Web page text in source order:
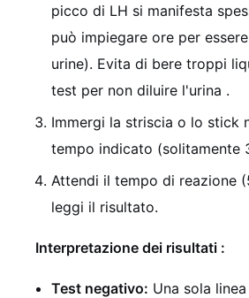
picco di LH si manifesta
può impiegare ore per
urine). Evita di bere troppi
test per non diluire l'urina .
Immergi la striscia o lo stick
tempo indicato (solitamente
Attendi il tempo di reazione
leggi il risultato.
Interpretazione dei risultati :
Test negativo: Una sola